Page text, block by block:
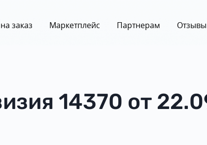
заказ Маркетплейс Партнерам Отзывы
14370 от